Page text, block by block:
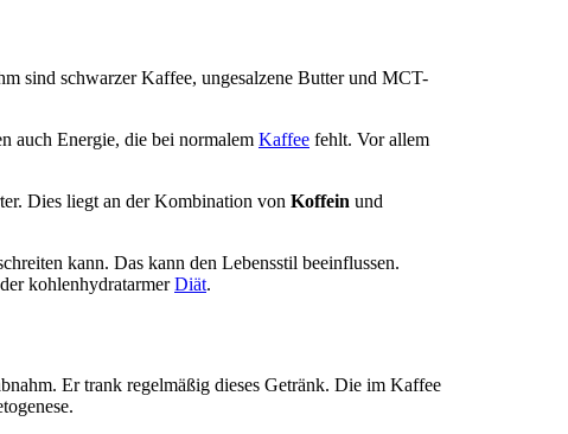
sind schwarzer Kaffee, ungesalzene Butter und MCT-
auch Energie, die bei normalem Kaffee fehlt. Vor allem
Dies liegt an der Kombination von Koffein und
kann. Das kann den Lebensstil beeinflussen.
kohlenhydratarmerDiät.
Er trank regelmäßig dieses Getränk. Die im Kaffee